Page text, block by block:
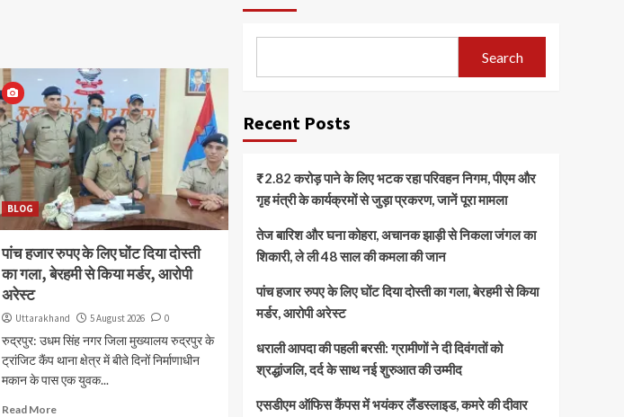
BLOG
पांच हजार रुपए के लिए घोंट दिया दोस्ती
का गला, बेरहमी से किया मर्डर, आरोपी
अरेस्ट
Uttarakhand 5 August 2026 0
रुद्रपुर: उधम सिंह नगर जिला मुख्यालय रुद्रपुर के
ट्रांजिट कैंप थाना क्षेत्र में बीते दिनों निर्माणाधीन
मकान के पास एक युवक...
Read More
Search
Recent Posts
₹2.82 करोड़ पाने के लिए भटक रहा परिवहन निगम, पीएम और
गृह मंत्री के कार्यक्रमों से जुड़ा प्रकरण, जानें पूरा मामला
तेज बारिश और घना कोहरा, अचानक झाड़ी से निकला जंगल का
शिकारी, ले ली 48 साल की कमला की जान
पांच हजार रुपए के लिए घोंट दिया दोस्ती का गला, बेरहमी से किया
मर्डर, आरोपी अरेस्ट
धराली आपदा की पहली बरसी: ग्रामीणों ने दी दिवंगतों को
श्रद्धांजलि, दर्द के साथ नई शुरुआत की उम्मीद
एसडीएम ऑफिस कैंपस में भयंकर लैंडस्लाइड, कमरे की दीवार